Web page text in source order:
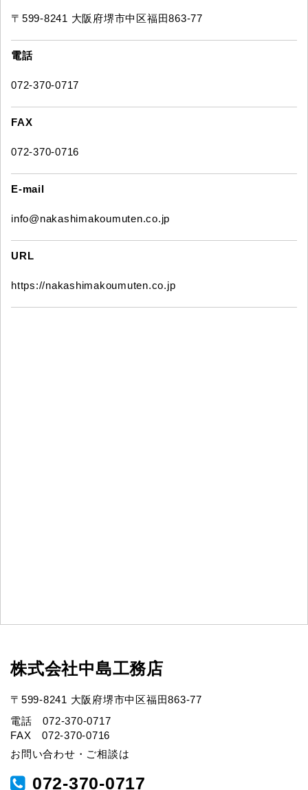
〒599-8241 大阪府堺市中区福田863-77
電話
072-370-0717
FAX
072-370-0716
E-mail
info@nakashimakoumuten.co.jp
URL
https://nakashimakoumuten.co.jp
株式会社中島工務店
〒599-8241 大阪府堺市中区福田863-77
電話 072-370-0717
FAX 072-370-0716
お問い合わせ・ご相談は
072-370-0717